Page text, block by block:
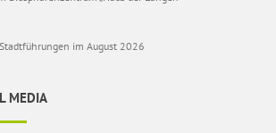
im August 2026
MEDIA